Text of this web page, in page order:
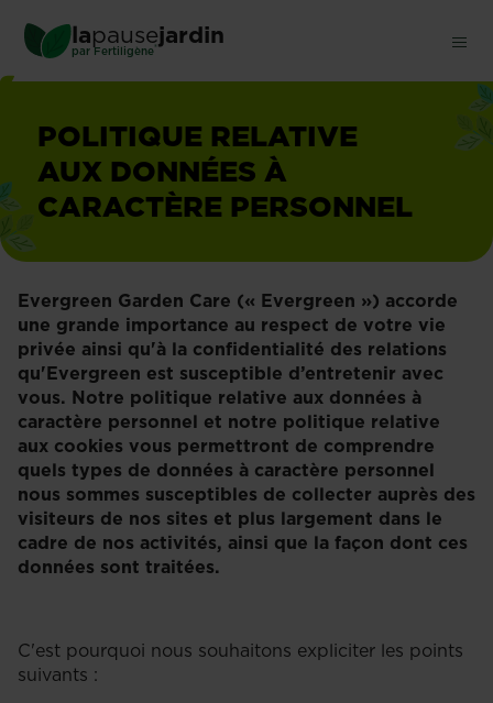
main
content
lapausejardin
par Fertiligène®
POLITIQUE RELATIVE
AUX DONNÉES À
CARACTÈRE PERSONNEL
Evergreen Garden Care (« Evergreen ») accorde
une grande importance au respect de votre vie
privée ainsi qu'à la confidentialité des relations
qu'Evergreen est susceptible d’entretenir avec
vous. Notre politique relative aux données à
caractère personnel et notre politique relative
aux cookies vous permettront de comprendre
quels types de données à caractère personnel
nous sommes susceptibles de collecter auprès des
visiteurs de nos sites et plus largement dans le
cadre de nos activités, ainsi que la façon dont ces
données sont traitées.
C'est pourquoi nous souhaitons expliciter les points
suivants :